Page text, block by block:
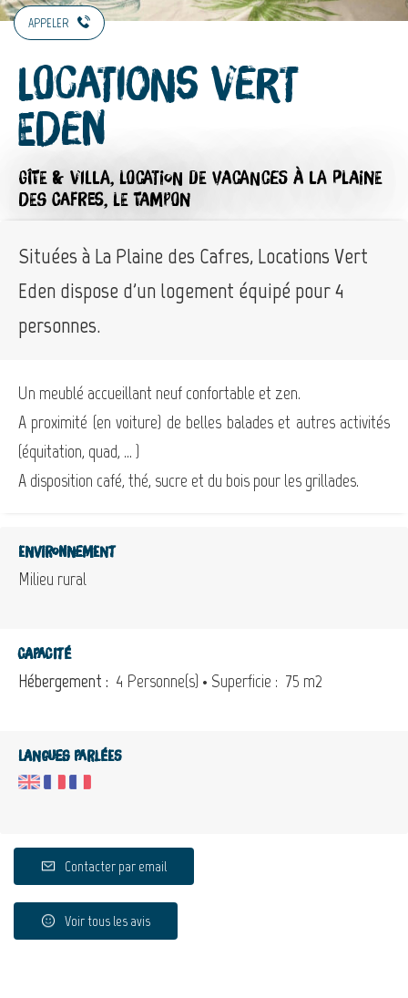
APPELER
Locations Vert
Eden
GÎTE & VILLA, LOCATION DE VACANCES À LA PLAINE
DES CAFRES, LE TAMPON
Situées à La Plaine des Cafres, Locations Vert
Eden dispose d'un logement équipé pour 4
personnes.
Un meublé accueillant neuf confortable et zen.
A proximité (en voiture) de belles balades et autres activités
(équitation, quad, ... )
A disposition café, thé, sucre et du bois pour les grillades.
Environnement
Milieu rural
Capacité
Hébergement : 4 Personne(s) • Superficie : 75 m2
Langues parlées
Contacter par email
Voir tous les avis